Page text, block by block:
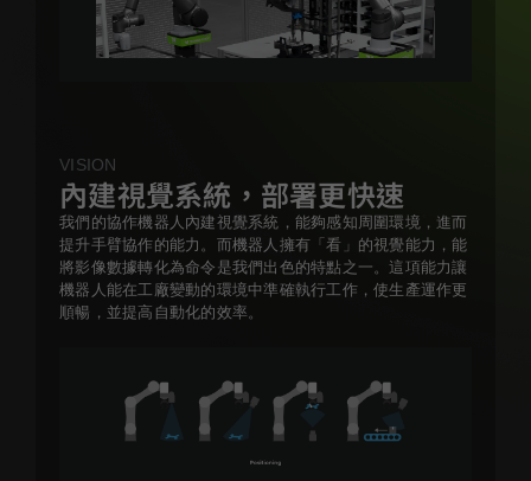
VISION
內建視覺系統，部署更快速
我們的協作機器人內建視覺系統，能夠感知周圍環境，進而
提升手臂協作的能力。而機器人擁有「看」的視覺能力，能
將影像數據轉化為命令是我們出色的特點之一。這項能力讓
機器人能在工廠變動的環境中準確執行工作，使生產運作更
順暢，並提高自動化的效率。